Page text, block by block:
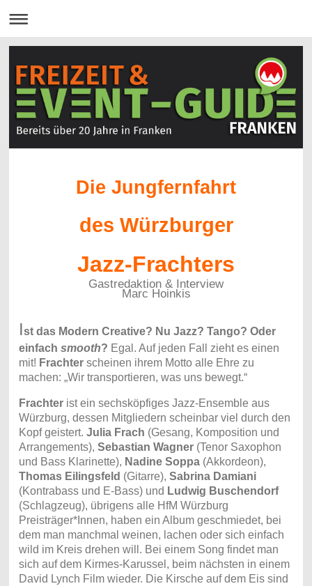
Die Jungfernfahrt
des Würzburger
Jazz-Frachters
Gastredaktion & Interview
Marc Hoinkis
Ist das Modern Creative? Nu Jazz? Tango? Oder
einfach smooth? Egal. Auf jeden Fall zieht es einen
mit! Frachterscheinen ihrem Motto alle Ehre zu
machen: „Wir transportieren, was uns bewegt.“
Frachter ist ein sechsköpfiges Jazz-Ensemble aus
Würzburg, dessen Mitgliedern scheinbar viel durch den
Kopf geistert. Julia Frach (Gesang, Komposition und
Arrangements), Sebastian Wagner(Tenor Saxophon
und Bass Klarinette), Nadine Soppa(Akkordeon),
Thomas Eilingsfeld (Gitarre), Sabrina Damiani
(Kontrabass und E-Bass) und Ludwig Buschendorf
(Schlagzeug), übrigens alle HfM Würzburg
Preisträger*Innen, haben ein Album geschmiedet, bei
dem man manchmal weinen, lachen oder sich einfach
wild im Kreis drehen will. Bei einem Song findet man
sich auf dem Kirmes-Karussel, beim nächsten in einem
David Lynch Film wieder. Die Kirsche auf dem Eis sind